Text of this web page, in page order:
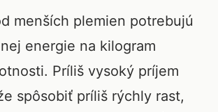
menších plemien potrebujú
energie na kilogram
Príliš vysoký príjem
spôsobiť príliš rýchly rast,